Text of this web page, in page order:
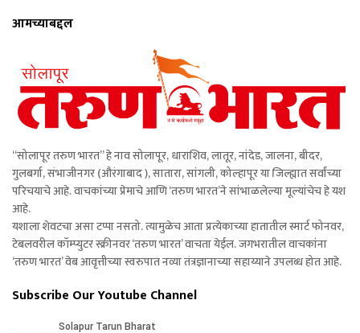
आमच्याबद्दल
“सोलापूर तरुण भारत” हे नाव सोलापूर, धाराशिव, लातूर, नांदेड, जालना, बीदर,
गुलबर्गा, संभाजीनगर (औरंगाबाद ), सातारा, सांगली, कोल्हापूर या जिल्ह्यात सर्वांच्या
परिचयाचे आहे. वाचकांच्या प्रेमाचे आणि ‘तरुण भारत’ने सांभाळलेल्या मूल्यांचेच हे यश
आहे.
यशाला शेवटचा असा टप्पा नसतो. त्यामुळेच आता प्रत्येकाच्या हातातील स्मार्ट फोनवर,
टेबलवरील कॉम्प्युटर स्क्रीनवर ‘तरुण भारत’ वाचता येईल. जगभरातील वाचकांना
‘तरुण भारत’ वेब आवृत्तीच्या स्वरुपात नव्या तंत्रज्ञानाच्या सहाय्याने उपलब्ध होत आहे.
Subscribe Our Youtube Channel